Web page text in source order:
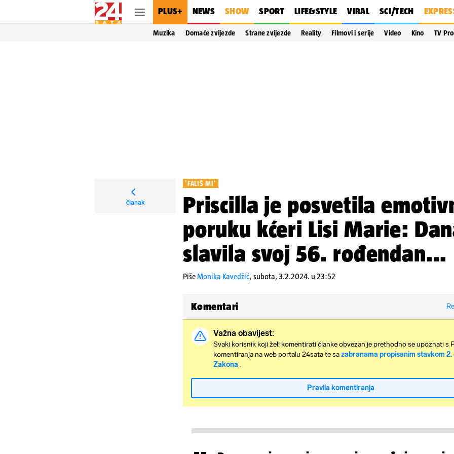
PLUS+ NEWS SHOW SPORT LIFE&STYLE VIRAL SCI/TECH
Muzika Domaće zvijezde Strane zvijezde Reality Filmovi i serije Video Kino TV
članak
'FALIŠ MI'
Priscilla je posvetila
poruku kćeri Lisi Marie:
slavila svoj 56. rođendan...
PišeMonika Kavedžić, subota, 3.2.2024. u 23:52
Komentari
Važna obavijest:
Svaki korisnik koji želi komentirati članke obvezan je prethodno se upoznati s
komentiranja na web portalu 24sata te sazabranama propisanim stavkom 2.
Zakona .
Pravila komentiranja